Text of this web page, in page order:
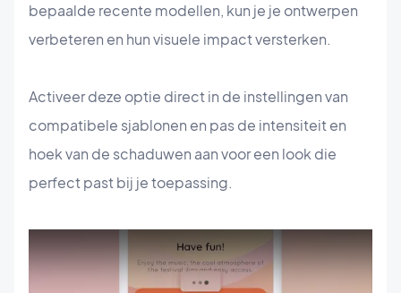
bepaalde recente modellen, kun je je ontwerpen
verbeteren en hun visuele impact versterken.
Activeer deze optie direct in de instellingen van
compatibele sjablonen en pas de intensiteit en
hoek van de schaduwen aan voor een look die
perfect past bij je toepassing.